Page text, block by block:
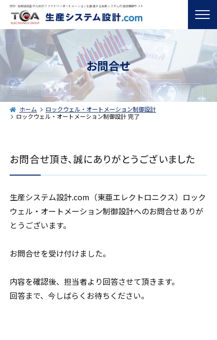
設計･生産技術者のためのファクトリーオートメーションを推進する生産システムの技術情報サイト
お問合せ
ホーム
ロックウェル・オートメーション制御設計
ロックウェル・オートメーション制御設計 完了
お問合せ頂き、誠にありがとうございました
生産システム設計.com（東亜エレクトロニクス）ロック
ウェル・オートメーション制御設計へのお問合せありが
とうございます。
お問合せを受け付けました。
内容を確認後、担当者より回答させて頂きます。
回答まで、今しばらくお待ちください。